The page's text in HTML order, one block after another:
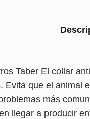
Taber El collar
Evita que el animal
más
llegar a producir